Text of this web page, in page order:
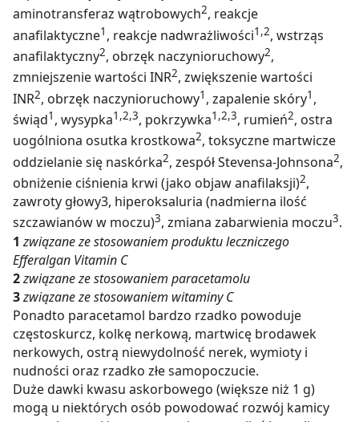
aminotransferaz wątrobowych2, reakcje
anafilaktyczne1 , reakcje nadwrażliwości1,2, wstrząs
anafilaktyczny2, obrzęk naczynioruchowy2,
zmniejszenie wartości INR2, zwiększenie wartości
INR2, obrzęk naczynioruchowy1 , zapalenie skóry1 ,
świąd1 , wysypka1,2,3, pokrzywka1,2,3, rumień2, ostra
uogólniona osutka krostkowa2, toksyczne martwicze
oddzielanie się naskórka2, zespół Stevensa-Johnsona2,
obniżenie ciśnienia krwi (jako objaw anafilaksji)2,
zawroty głowy3, hiperoksaluria (nadmierna ilość
szczawianów w moczu)3, zmiana zabarwienia moczu3.
1 związane ze stosowaniem produktu leczniczego
Efferalgan Vitamin C
2związane ze stosowaniem paracetamolu
3związane ze stosowaniem witaminy C
Ponadto paracetamol bardzo rzadko powoduje
częstoskurcz, kolkę nerkową, martwicę brodawek
nerkowych, ostrą niewydolność nerek, wymioty i
nudności oraz rzadko złe samopoczucie.
Duże dawki kwasu askorbowego (większe niż 1 g)
mogą u niektórych osób powodować rozwój kamicy